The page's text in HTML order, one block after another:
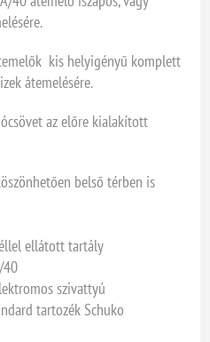
kis helyigényű komplett
átemelésére.
az előre kialakított
belső térben is
ellátott tartály
40
szivattyú
tartozék Schuko